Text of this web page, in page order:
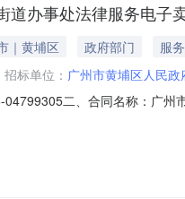
道办事处法律服务电子
｜黄埔区 政府部门
服务
招标单位： 广州市黄埔区人民
二、合同名称：广
：广东君信经纶君厚律师事务